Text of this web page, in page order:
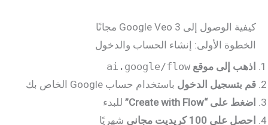
كيفية الوصول إلى Google Veo 3 مجانًا
الخطوة الأولى: إنشاء الحساب والدخول
اذهب إلى موقع ai.google/flow
قم بتسجيل الدخول باستخدام حساب Google الخاص بك
اضغط على “Create with Flow”
للبدء
احصل على 100 كريديت مجاني
شهريًا